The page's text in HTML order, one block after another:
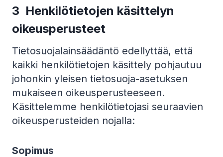
3 Henkilötietojen käsittelyn
oikeusperusteet
Tietosuojalainsäädäntö edellyttää, että
kaikki henkilötietojen käsittely pohjautuu
johonkin yleisen tietosuoja-asetuksen
mukaiseen oikeusperusteeseen.
Käsittelemme henkilötietojasi seuraavien
oikeusperusteiden nojalla:
Sopimus